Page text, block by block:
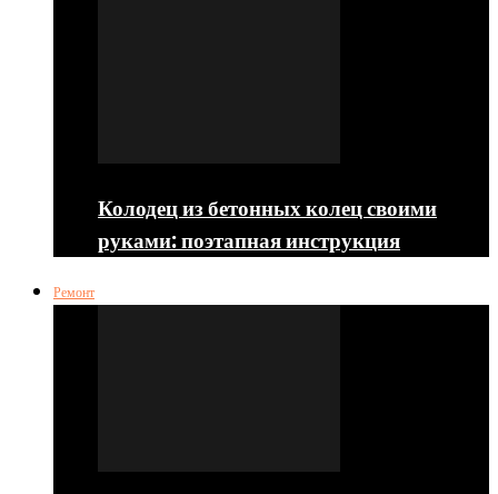
Колодец из бетонных колец своими
руками: поэтапная инструкция
Ремонт